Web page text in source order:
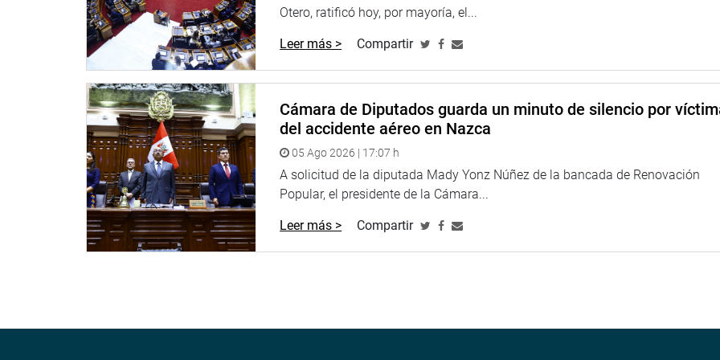
Otero, ratificó hoy, por mayoría, el...
Leer más > Compartir
Cámara de Diputados guarda un minuto de silencio por
del accidente aéreo en Nazca
05 Ago 2026 | 17:07 h
A solicitud de la diputada Mady Yonz Núñez de la bancada de Renovación
Popular, el presidente de la Cámara...
Leer más > Compartir